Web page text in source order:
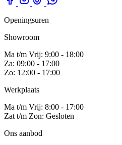
Openingsuren
Showroom
Ma t/m Vrij: 9:00 - 18:00
Za: 09:00 - 17:00
Zo: 12:00 - 17:00
Werkplaats
Ma t/m Vrij: 8:00 - 17:00
Zat t/m Zon: Gesloten
Ons aanbod